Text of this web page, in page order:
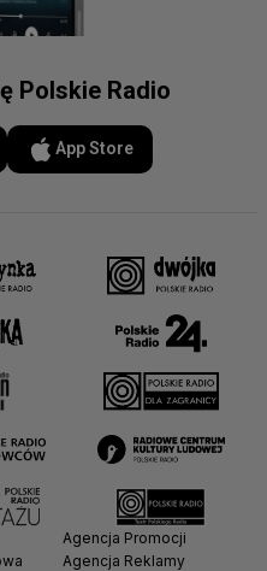
Polskie Radio
App Store
Agencja Promocji
Agencja Reklamy